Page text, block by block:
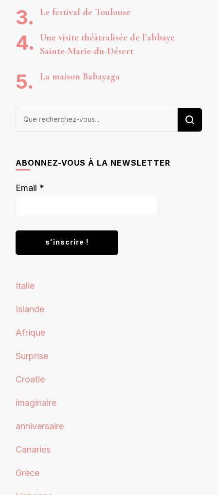
Le festival de Toulouse
Une visite théâtralisée de l’abbaye
Sainte-Marie-du-Désert
La maison Babayaga
Vous
ABONNEZ-VOUS À LA NEWSLETTER
Email *
Italie
Islande
Afrique
Surprise
Croatie
imaginaire
anniversaire
Canaries
Grèce